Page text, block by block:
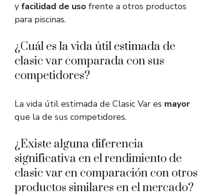
y facilidad de uso frente a otros productos
para piscinas.
¿Cuál es la vida útil estimada de
clasic var comparada con sus
competidores?
La vida útil estimada de Clasic Var es mayor
que la de sus competidores.
¿Existe alguna diferencia
significativa en el rendimiento de
clasic var en comparación con otros
productos similares en el mercado?